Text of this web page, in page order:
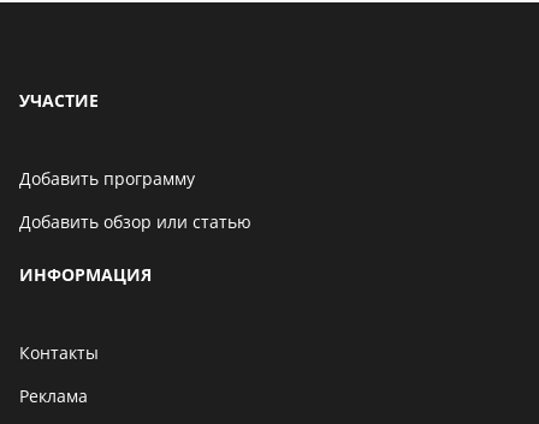
УЧАСТИЕ
Добавить программу
Добавить обзор или статью
ИНФОРМАЦИЯ
Контакты
Реклама